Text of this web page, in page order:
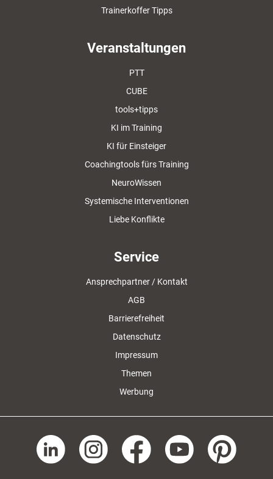
Trainerkoffer Tipps
Veranstaltungen
PTT
CUBE
tools+tipps
KI im Training
KI für Einsteiger
Coachingtools fürs Training
NeuroWissen
Systemische Interventionen
Liebe Konflikte
Service
Ansprechpartner / Kontakt
AGB
Barrierefreiheit
Datenschutz
Impressum
Themen
Werbung